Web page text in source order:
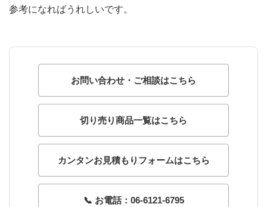
参考になればうれしいです。
お問い合わせ・ご相談はこちら
切り売り商品一覧はこちら
カンタンお見積もりフォームはこちら
📞 お電話：06-6121-6795